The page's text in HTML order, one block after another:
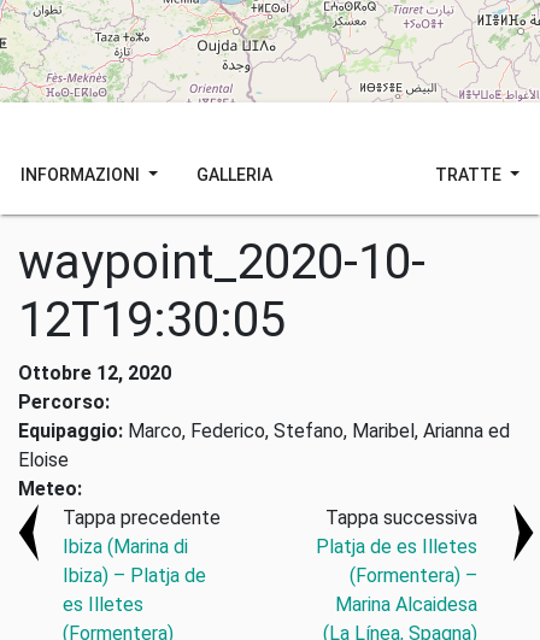
INFORMAZIONI GALLERIA TRATTE
waypoint_2020-10-
12T19:30:05
Ottobre 12, 2020
Percorso:
Equipaggio: Marco, Federico, Stefano, Maribel, Arianna ed
Eloise
Meteo:
Tappa precedente
Ibiza (Marina di
Ibiza) – Platja de
es Illetes
(Formentera)
Tappa successiva
Platja de es Illetes
(Formentera) –
Marina Alcaidesa
(La Línea, Spagna)